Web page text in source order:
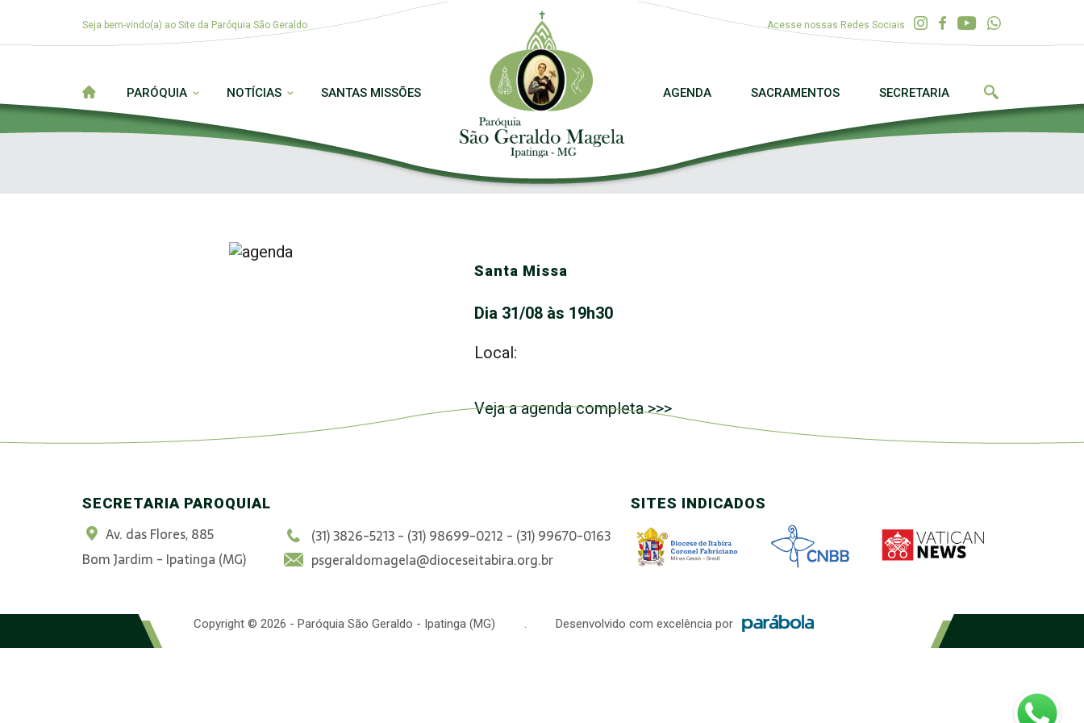
Seja bem-vindo(a) ao Site da Paróquia São Geraldo Acesse nossas Redes Sociais
PARÓQUIA NOTÍCIAS SANTAS MISSÕES AGENDA SACRAMENTOS SECRETARIA
Santa Missa
Dia 31/08 às 19h30
Local:
Veja a agenda completa >>>
SECRETARIA PAROQUIAL
Av. das Flores, 885
Bom Jardim - Ipatinga (MG)
(31) 3826-5213 - (31) 98699-0212 - (31) 99670-0163
psgeraldomagela@dioceseitabira.org.br
SITES INDICADOS
Copyright © 2026 - Paróquia São Geraldo - Ipatinga (MG) . Desenvolvido com excelência por